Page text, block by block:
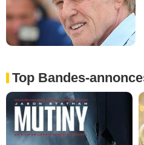
Top Bandes-